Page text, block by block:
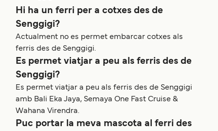
Hi ha un ferri per a cotxes des de
Senggigi?
Actualment no es permet embarcar cotxes als
ferris des de Senggigi.
Es permet viatjar a peu als ferris des de
Senggigi?
Es permet viatjar a peu als ferris des de Senggigi
amb Bali Eka Jaya, Semaya One Fast Cruise &
Wahana Virendra.
Puc portar la meva mascota al ferri des